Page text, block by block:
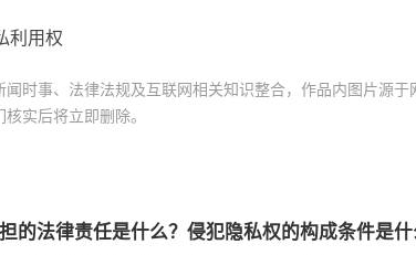
利用权
闻时事、法律法规及互联网相关知识整合，作品内图片源
实后将立即删除。
的法律责任是什么？侵犯隐私权的构成条件是什